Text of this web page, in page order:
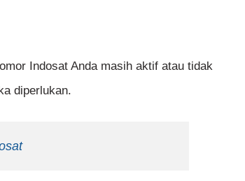
Indosat Anda masih aktif atau tidak
diperlukan.